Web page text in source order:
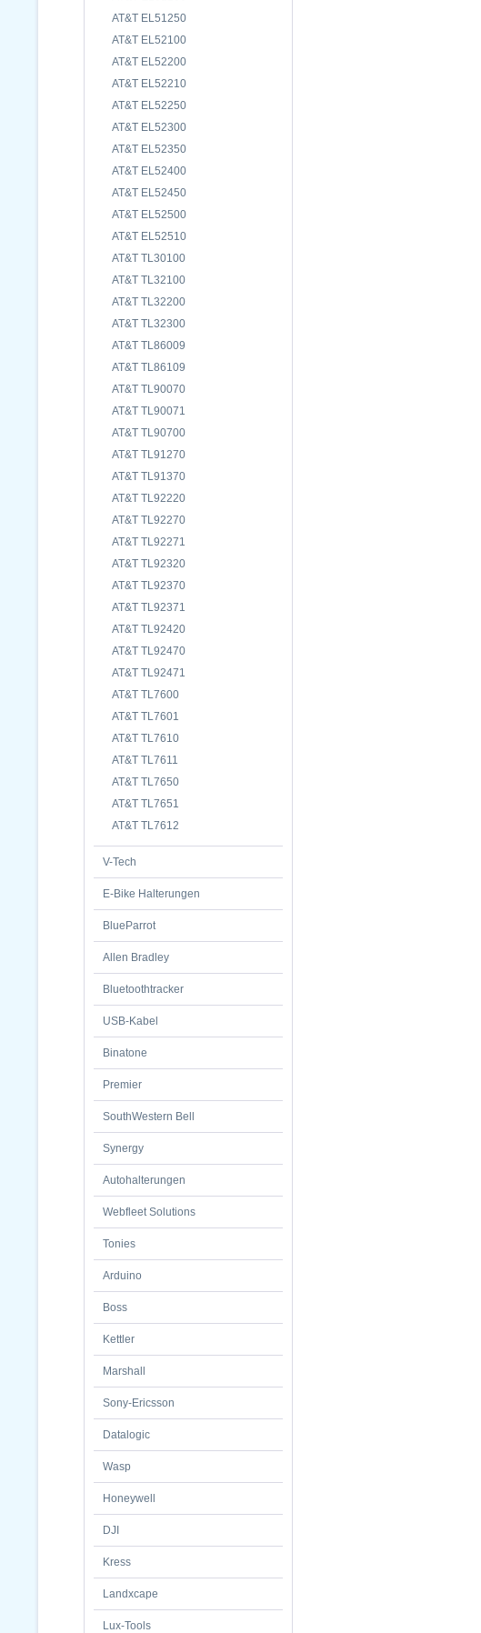
AT&T EL51250
AT&T EL52100
AT&T EL52200
AT&T EL52210
AT&T EL52250
AT&T EL52300
AT&T EL52350
AT&T EL52400
AT&T EL52450
AT&T EL52500
AT&T EL52510
AT&T TL30100
AT&T TL32100
AT&T TL32200
AT&T TL32300
AT&T TL86009
AT&T TL86109
AT&T TL90070
AT&T TL90071
AT&T TL90700
AT&T TL91270
AT&T TL91370
AT&T TL92220
AT&T TL92270
AT&T TL92271
AT&T TL92320
AT&T TL92370
AT&T TL92371
AT&T TL92420
AT&T TL92470
AT&T TL92471
AT&T TL7600
AT&T TL7601
AT&T TL7610
AT&T TL7611
AT&T TL7650
AT&T TL7651
AT&T TL7612
V-Tech
E-Bike Halterungen
BlueParrot
Allen Bradley
Bluetoothtracker
USB-Kabel
Binatone
Premier
SouthWestern Bell
Synergy
Autohalterungen
Webfleet Solutions
Tonies
Arduino
Boss
Kettler
Marshall
Sony-Ericsson
Datalogic
Wasp
Honeywell
DJI
Kress
Landxcape
Lux-Tools